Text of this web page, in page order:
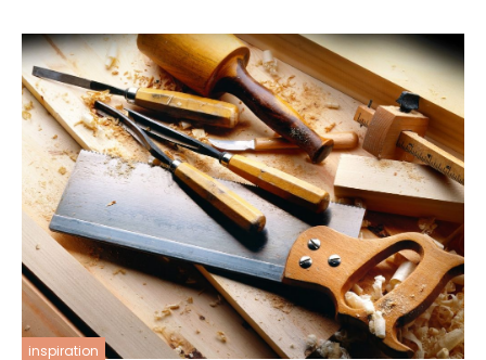
inspiration